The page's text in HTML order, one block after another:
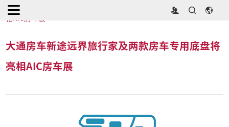
首页
大通房车新途远界旅行家及两款房车专用底盘将亮
大通房车新途远界旅行家及两款房车专用底盘将
亮相AIC房车展